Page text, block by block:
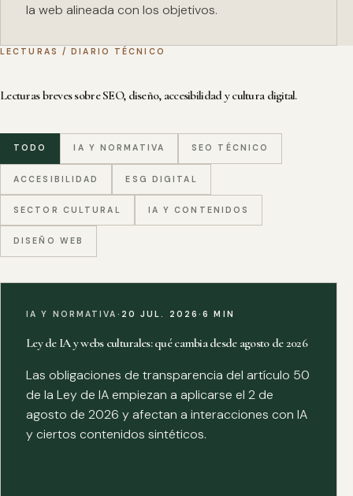
la web alineada con los objetivos.
LECTURAS / DIARIO TÉCNICO
Lecturas breves sobre SEO, diseño, accesibilidad y cultura digital.
TODO IA Y NORMATIVA SEO TÉCNICO
ACCESIBILIDAD ESG DIGITAL
SECTOR CULTURAL IA Y CONTENIDOS
DISEÑO WEB
IA Y NORMATIVA · 20 JUL. 2026·6 MIN
Ley de IA y webs culturales: qué cambia desde agosto de 2026
Las obligaciones de transparencia del artículo 50
de la Ley de IA empiezan a aplicarse el 2 de
agosto de 2026 y afectan a interacciones con IA
y ciertos contenidos sintéticos.